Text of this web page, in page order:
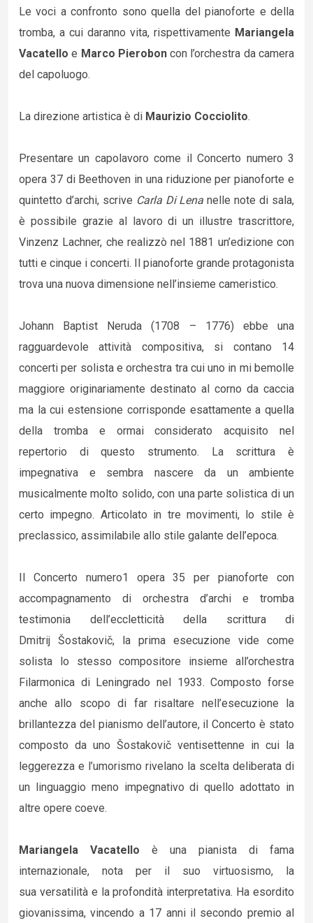
Le voci a confronto sono quella del pianoforte e della
tromba, a cui daranno vita, rispettivamente Mariangela
Vacatello e Marco Pieroboncon l’orchestra da camera
del capoluogo.
La direzione artistica è di Maurizio Cocciolito.
Presentare un capolavoro come il Concerto numero 3
opera 37 di Beethoven in una riduzione per pianoforte e
quintetto d’archi, scrive Carla Di Lena nelle note di sala,
è possibile grazie al lavoro di un illustre trascrittore,
Vinzenz Lachner, che realizzò nel 1881 un’edizione con
tutti e cinque i concerti. Il pianoforte grande protagonista
trova una nuova dimensione nell’insieme cameristico.
Johann Baptist Neruda (1708 – 1776) ebbe una
ragguardevole attività compositiva, si contano 14
concerti per solista e orchestra tra cui uno in mi bemolle
maggiore originariamente destinato al corno da caccia
ma la cui estensione corrisponde esattamente a quella
della tromba e ormai considerato acquisito nel
repertorio di questo strumento. La scrittura è
impegnativa e sembra nascere da un ambiente
musicalmente molto solido, con una parte solistica di un
certo impegno. Articolato in tre movimenti, lo stile è
preclassico, assimilabile allo stile galante dell’epoca.
Il Concerto numero1 opera 35 per pianoforte con
accompagnamento di orchestra d’archi e tromba
testimonia dell’eccletticità della scrittura di
Dmitrij Šostakovič, la prima esecuzione vide come
solista lo stesso compositore insieme all’orchestra
Filarmonica di Leningrado nel 1933. Composto forse
anche allo scopo di far risaltare nell’esecuzione la
brillantezza del pianismo dell’autore, il Concerto è stato
composto da uno Šostakovič ventisettenne in cui la
leggerezza e l’umorismo rivelano la scelta deliberata di
un linguaggio meno impegnativo di quello adottato in
altre opere coeve.
Mariangela Vacatello è una pianista di fama
internazionale, nota per il suo virtuosismo, la
sua versatilità e la profondità interpretativa. Ha esordito
giovanissima, vincendo a 17 anni il secondo premio al